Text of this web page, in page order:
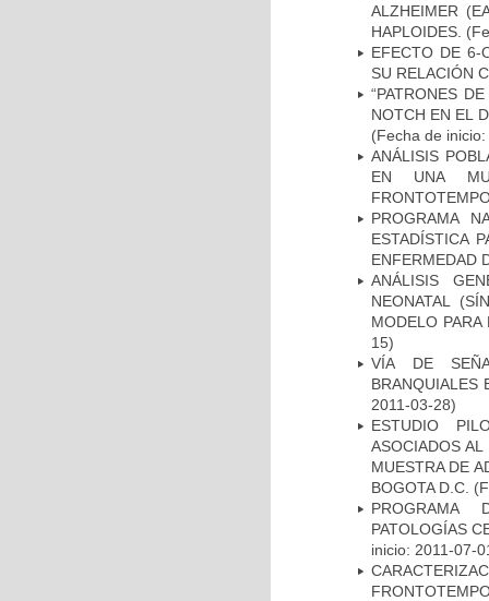
ALZHEIMER
HAPLOIDES.
EFECTO DE 6-
SU RELACIÓN
“PATRONES
NOTCH EN EL
(Fecha de
ANÁLISIS
EN UNA
PROGRAMA
ESTADÍSTICA
ENFERMEDAD
ANÁLISIS
NEONATAL
MODELO
15)
VÍA DE
BRANQUIALES
2011-03-28)
ESTUDIO
ASOCIADOS
MUESTRA DE
BOGOTA D.C.
PROGRAMA
PATOLOGÍAS
inicio: 2011-07-